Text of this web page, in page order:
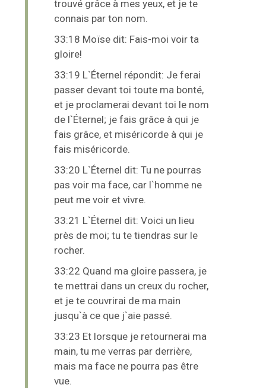
trouvé grâce à mes yeux, et je te
connais par ton nom.
33:18 Moïse dit: Fais-moi voir ta
gloire!
33:19 L`Éternel répondit: Je ferai
passer devant toi toute ma bonté,
et je proclamerai devant toi le nom
de l`Éternel; je fais grâce à qui je
fais grâce, et miséricorde à qui je
fais miséricorde.
33:20 L`Éternel dit: Tu ne pourras
pas voir ma face, car l`homme ne
peut me voir et vivre.
33:21 L`Éternel dit: Voici un lieu
près de moi; tu te tiendras sur le
rocher.
33:22 Quand ma gloire passera, je
te mettrai dans un creux du rocher,
et je te couvrirai de ma main
jusqu`à ce que j`aie passé.
33:23 Et lorsque je retournerai ma
main, tu me verras par derrière,
mais ma face ne pourra pas être
vue.